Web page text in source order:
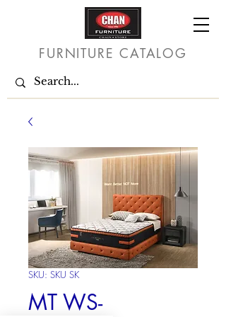
FURNITURE CATALOG
SKU: SKU SK
MT WS-